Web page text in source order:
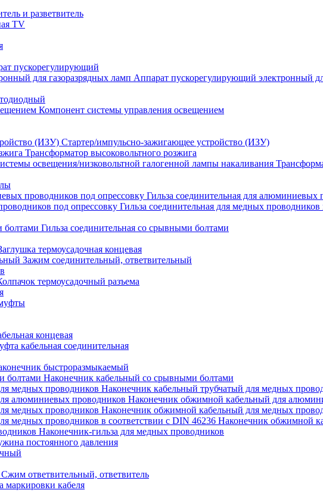
и разветвитель
TV
пускорегулирующий
Аппарат пускорегулирующий электронный
Компонент системы управления освещением
Стартер/импульсно-зажигающее устройство (ИЗУ)
Трансформатор высоковольтного розжига
Гильза соединительная для алюминиевых
Гильза соединительная для медных проводников
Гильза соединительная со срывными болтами
термоусадочная концевая
Зажим соединительный, ответвительный
термоусадочный разъема
концевая
кабельная соединительная
быстроразмыкаемый
Наконечник кабельный со срывными болтами
Наконечник кабельный трубчатый для медных
Наконечник обжимной кабельный для
Наконечник обжимной кабельный для медных
Наконечник обжимной
Наконечник-гильза для медных проводников
постоянного давления
Сжим ответвительный, ответвитель
маркировки кабеля